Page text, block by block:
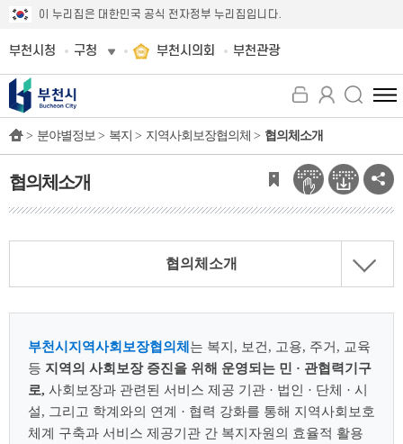
이 누리집은 대한민국 공식 전자정부 누리집입니다.
부천시청 구청 부천시의회 부천관광
전
체
뉴
보
기
> 분야별정보 > 복지 > 지역사회보장협의체 > 협의체소개
협의체소개
협의체소개
부천시지역사회보장협의체 는 복지, 보건, 고용, 주거, 교육
등 지역의 사회보장 증진을 위해 운영되는 민 · 관협력기구
로, 사회보장과 관련된 서비스 제공 기관 · 법인 · 단체 · 시
설, 그리고 학계와의 연계 · 협력 강화를 통해 지역사회보호
체계 구축과 서비스 제공기관 간 복지자원의 효율적 활용